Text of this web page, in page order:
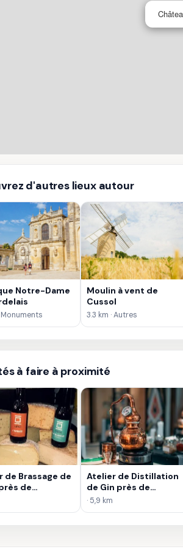
d'autres lieux autour
Notre-Dame
Monuments
Moulin à vent de
Cussol
3.3 km · Autres
à faire à proximité
de Brassage de
de
Atelier de Distillation
de Gin près de
Bordeaux
· 5,9 km